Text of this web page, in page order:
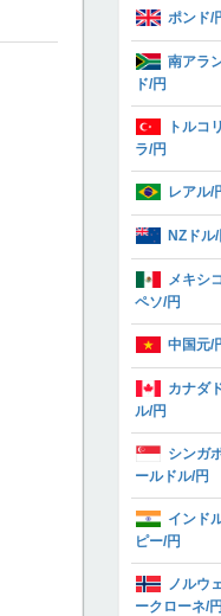
ポンド/
南アラ
ド/円
トルコリ
ラ/円
レアル/
NZドル/
メキシ
ペソ/円
中国元/
カナダ
ル/円
シンガ
ールドル/円
インド
ピー/円
ノルウ
ークローネ/円